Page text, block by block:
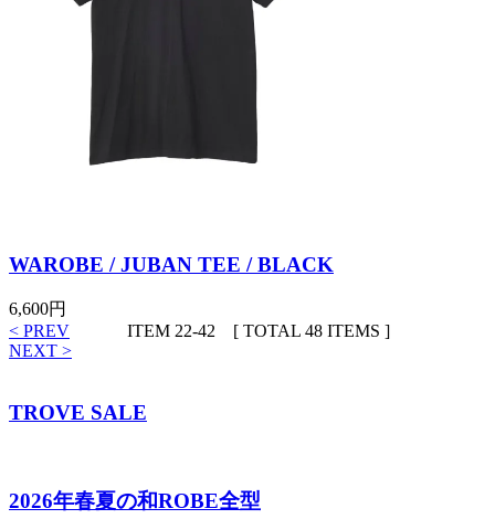
WAROBE / JUBAN TEE / BLACK
6,600円
< PREV
ITEM 22-42 [ TOTAL 48 ITEMS ]
NEXT >
TROVE SALE
2026年春夏の和ROBE全型